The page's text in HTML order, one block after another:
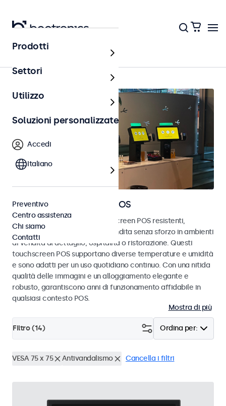
Home
Monitor e touchscreen POS
Scopri i nostri monitor e touchscreen POS resistenti,
progettati per transazioni di vendita senza sforzo in ambienti
di vendita al dettaglio, ospitalità o ristorazione. Questi
touchscreen POS supportano diverse temperature e umidità
e sono adatti per un uso quotidiano continuo. Con una nitida
qualità delle immagini e un alloggiamento elegante e
robusto, garantiscono anni di funzionamento affidabile in
qualsiasi contesto POS.
Mostra di più
Ordina per:
Filtro (14)
VESA 75 x 75 Antivandalismo Cancella i filtri
Prodotti
Settori
Utilizzo
Soluzioni personalizzate
Accedi
Italiano
Preventivo
Centro assistenza
Chi siamo
Contatti